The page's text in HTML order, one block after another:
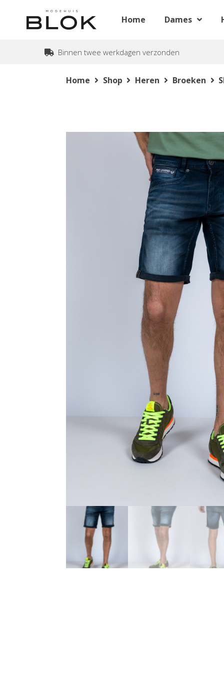
Home Dames
Binnen twee werkdagen verzonden
Home Shop Heren Broeken